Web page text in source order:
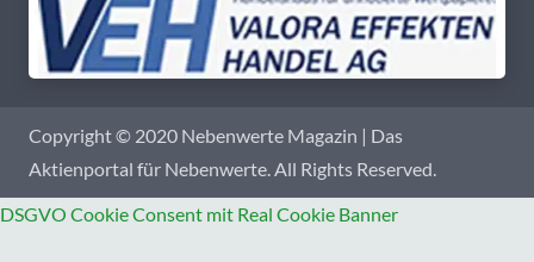
Copyright © 2020 Nebenwerte Magazin | Das
Aktienportal für Nebenwerte. All Rights Reserved.
DSGVO Cookie Consent mit Real Cookie Banner